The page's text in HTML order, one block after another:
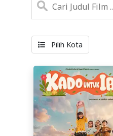
Pilih Kota